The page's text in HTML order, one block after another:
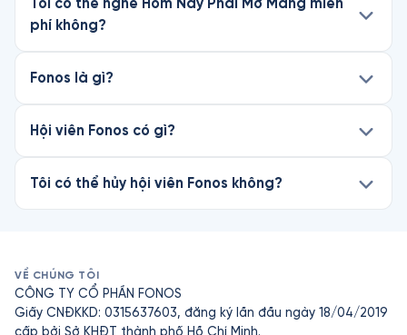
Tôi có thể nghe Hôm Nay Phải Mở Mang miễn
phí không?
Fonos là gì?
Hội viên Fonos có gì?
Tôi có thể hủy hội viên Fonos không?
VỀ CHÚNG TÔI
CÔNG TY CỔ PHẦN FONOS
Giấy CNĐKKD: 0315637603, đăng ký lần đầu ngày 18/04/2019
cấp bởi Sở KHĐT thành phố Hồ Chí Minh.